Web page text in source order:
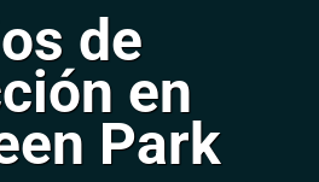
de
en
Park